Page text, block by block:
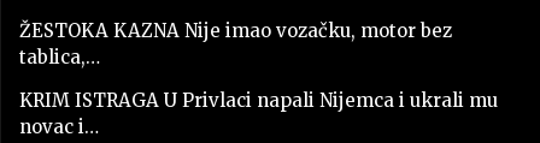
ŽESTOKA KAZNA Nije imao vozačku, motor bez
tablica,…
KRIM ISTRAGA U Privlaci napali Nijemca i ukrali mu
novac i…